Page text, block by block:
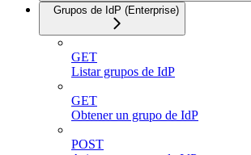
Grupos de IdP (Enterprise)
GET
Listar grupos de IdP
GET
Obtener un grupo de IdP
POST